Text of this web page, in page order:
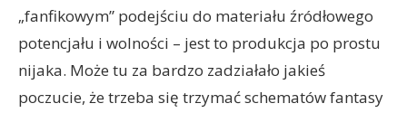
„fanfikowym” podejściu do materiału źródłowego
potencjału i wolności – jest to produkcja po prostu
nijaka. Może tu za bardzo zadziałało jakieś
poczucie, że trzeba się trzymać schematów fantasy